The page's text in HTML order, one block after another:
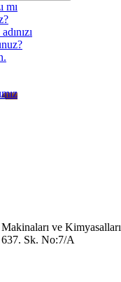
mı
ve Kimyasalları
Sk. No:7/A